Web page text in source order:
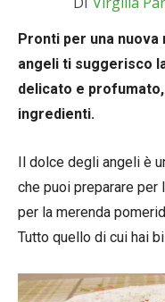
Pronti per una
angeli ti suggerisco
delicato e
ingredienti.
Il dolce degli angeli è
che puoi preparare
per la merenda
Tutto quello di cui hai